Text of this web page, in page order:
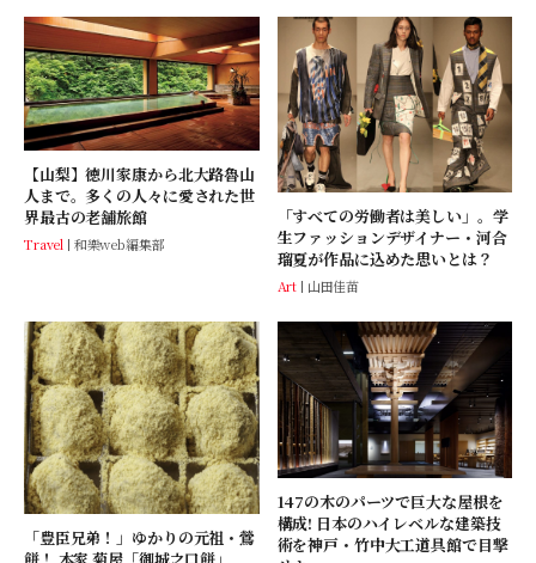
【山梨】徳川家康から北大路魯山
人まで。多くの人々に愛された世
界最古の老舗旅館
Travel 和樂web編集部
「すべての労働者は美しい」。学
生ファッションデザイナー・河合
瑠夏が作品に込めた思いとは？
Art 山田佳苗
「豊臣兄弟！」ゆかりの元祖・鶯
147の木のパーツで巨大な屋根を
構成! 日本のハイレベルな建築技
術を神戸・竹中大工道具館で目撃